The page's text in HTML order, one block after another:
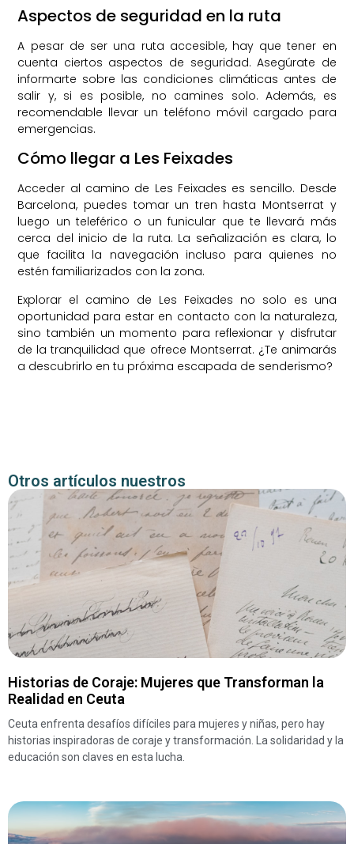
Aspectos de seguridad en la ruta
A pesar de ser una ruta accesible, hay que tener en
cuenta ciertos aspectos de seguridad. Asegúrate de
informarte sobre las condiciones climáticas antes de
salir y, si es posible, no camines solo. Además, es
recomendable llevar un teléfono móvil cargado para
emergencias.
Cómo llegar a Les Feixades
Acceder al camino de Les Feixades es sencillo. Desde
Barcelona, puedes tomar un tren hasta Montserrat y
luego un teleférico o un funicular que te llevará más
cerca del inicio de la ruta. La señalización es clara, lo
que facilita la navegación incluso para quienes no
estén familiarizados con la zona.
Explorar el camino de Les Feixades no solo es una
oportunidad para estar en contacto con la naturaleza,
sino también un momento para reflexionar y disfrutar
de la tranquilidad que ofrece Montserrat. ¿Te animarás
a descubrirlo en tu próxima escapada de senderismo?
Otros artículos nuestros
Historias de Coraje: Mujeres que Transforman la
Realidad en Ceuta
Ceuta enfrenta desafíos difíciles para mujeres y niñas, pero hay
historias inspiradoras de coraje y transformación. La solidaridad y la
educación son claves en esta lucha.